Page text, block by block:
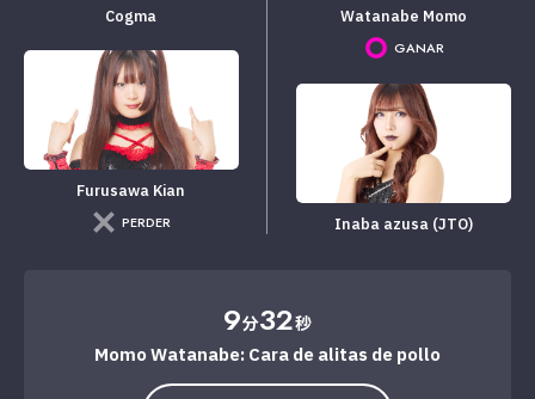
Cogma
Furusawa Kian
PERDER
Watanabe Momo
GANAR
Inaba azusa (JTO)
9分32秒
Momo Watanabe: Cara de alitas de pollo